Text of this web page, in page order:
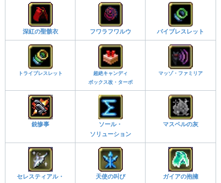
深紅の聖骸衣 フワラフワルウ バイブレスレット
トライブレスレット
超絶キャンディ
ボックス改・ターボ
マッゾ・ファミリア
銃惨事
ソール・
ソリューション
マスペルの灰
セレスティアル・
天使の叫び ガイアの抱擁